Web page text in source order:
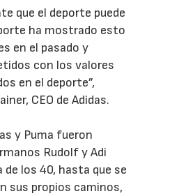
que el deporte puede
ha mostrado esto
en el pasado y
con los valores
en el deporte”,
CEO de Adidas.
y Puma fueron
Rudolf y Adi
de los 40, hasta que se
sus propios caminos,